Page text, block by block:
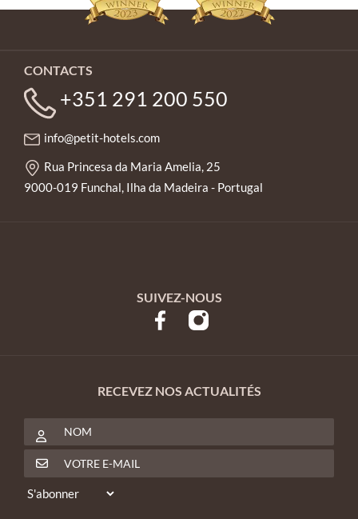
CONTACTS
+351 291 200 550
info@petit-hotels.com
Rua Princesa da Maria Amelia, 25
9000-019 Funchal, Ilha da Madeira - Portugal
SUIVEZ-NOUS
RECEVEZ NOS ACTUALITÉS